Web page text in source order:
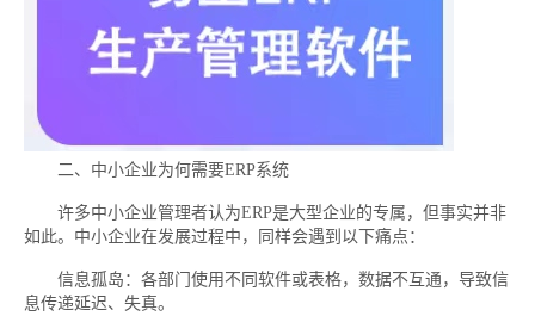
二、中小企业为何需要ERP系统
许多中小企业管理者认为ERP是大型企业的专属，但事实并非
如此。中小企业在发展过程中，同样会遇到以下痛点：
信息孤岛：各部门使用不同软件或表格，数据不互通，导致信
息传递延迟、失真。